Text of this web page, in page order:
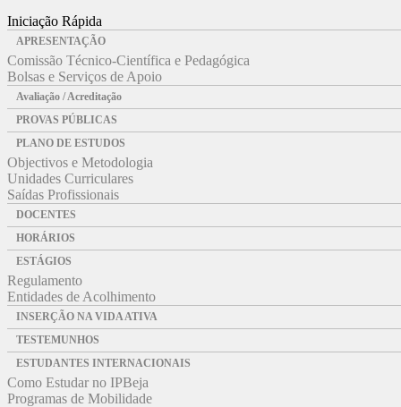
Iniciação Rápida
APRESENTAÇÃO
Comissão Técnico-Científica e Pedagógica
Bolsas e Serviços de Apoio
Avaliação / Acreditação
PROVAS PÚBLICAS
PLANO DE ESTUDOS
Objectivos e Metodologia
Unidades Curriculares
Saídas Profissionais
DOCENTES
HORÁRIOS
ESTÁGIOS
Regulamento
Entidades de Acolhimento
INSERÇÃO NA VIDA ATIVA
TESTEMUNHOS
ESTUDANTES INTERNACIONAIS
Como Estudar no IPBeja
Programas de Mobilidade